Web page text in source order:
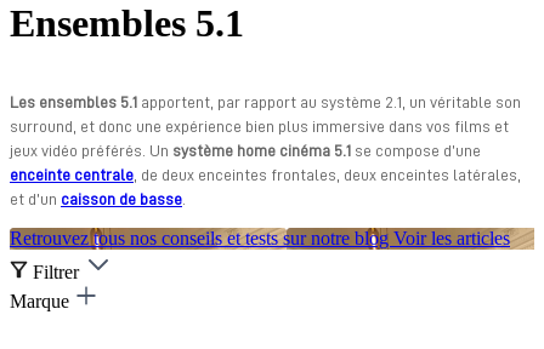
Ensembles 5.1
Les ensembles 5.1 apportent, par rapport au système 2.1, un véritable son
surround, et donc une expérience bien plus immersive dans vos films et
jeux vidéo préférés. Un système home cinéma 5.1 se compose d’une
enceinte centrale , de deux enceintes frontales, deux enceintes latérales,
et d’un caisson de basse
Retrouvez tous nos conseils et tests sur notre blog Voir les articles
Filtrer
Marque